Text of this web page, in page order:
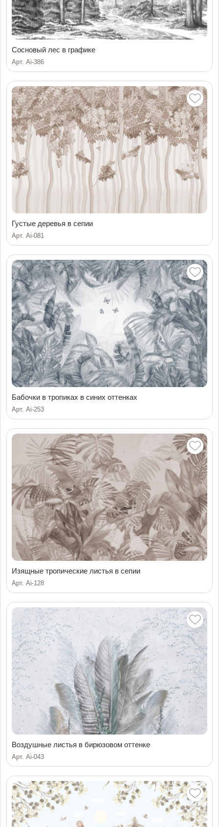
Сосновый лес в графике
Арт. Ai-386
Густые деревья в сепии
Арт. Ai-081
Бабочки в тропиках в синих оттенках
Арт. Ai-253
Изящные тропические листья в сепии
Арт. Ai-128
Воздушные листья в бирюзовом оттенке
Арт. Ai-043